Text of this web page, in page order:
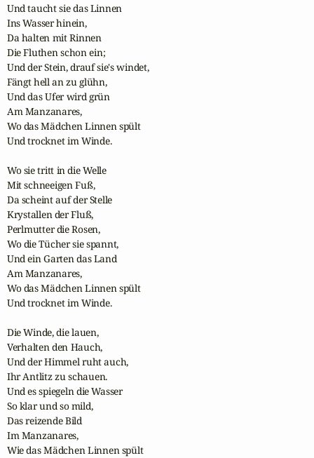
Und taucht sie das Linnen
Ins Wasser hinein,
Da halten mit Rinnen
Die Fluthen schon ein;
Und der Stein, drauf sie's windet,
Fängt hell an zu glühn,
Und das Ufer wird grün
Am Manzanares,
Wo das Mädchen Linnen spült
Und trocknet im Winde.
Wo sie tritt in die Welle
Mit schneeigen Fuß,
Da scheint auf der Stelle
Krystallen der Fluß,
Perlmutter die Rosen,
Wo die Tücher sie spannt,
Und ein Garten das Land
Am Manzanares,
Wo das Mädchen Linnen spült
Und trocknet im Winde.
Die Winde, die lauen,
Verhalten den Hauch,
Und der Himmel ruht auch,
Ihr Antlitz zu schauen.
Und es spiegeln die Wasser
So klar und so mild,
Das reizende Bild
Im Manzanares,
Wie das Mädchen Linnen spült